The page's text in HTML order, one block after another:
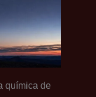
química de